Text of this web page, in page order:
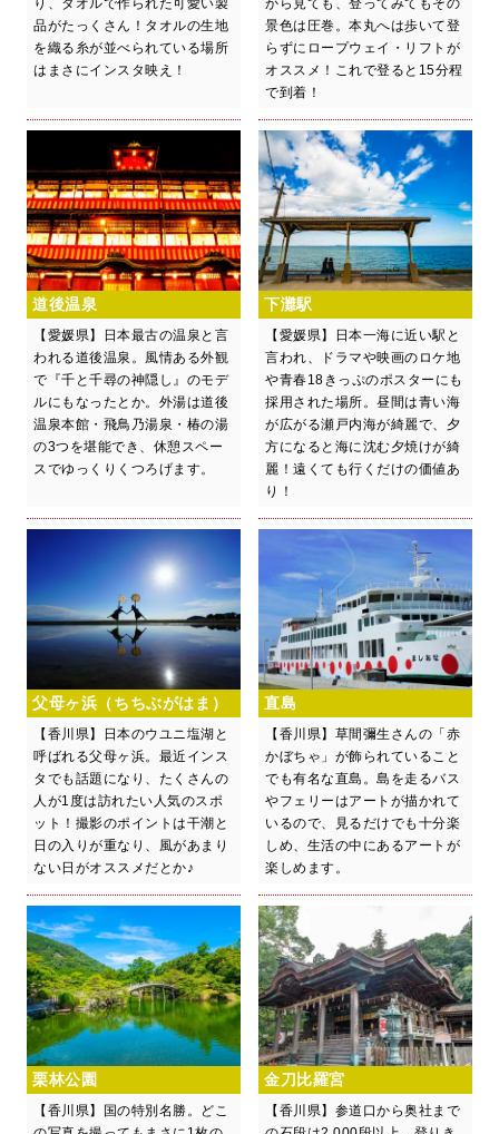
り、タオルで作られた可愛い製
品がたっくさん！タオルの生地
を織る糸が並べられている場所
はまさにインスタ映え！
から見ても、登ってみてもその
景色は圧巻。本丸へは歩いて登
らずにロープウェイ・リフトが
オススメ！これで登ると15分程
で到着！
道後温泉
【愛媛県】日本最古の温泉と言
われる道後温泉。風情ある外観
で『千と千尋の神隠し』のモデ
ルにもなったとか。外湯は道後
温泉本館・飛鳥乃湯泉・椿の湯
の3つを堪能でき、休憩スペー
スでゆっくりくつろげます。
下灘駅
【愛媛県】日本一海に近い駅と
言われ、ドラマや映画のロケ地
や青春18きっぷのポスターにも
採用された場所。昼間は青い海
が広がる瀬戸内海が綺麗で、夕
方になると海に沈む夕焼けが綺
麗！遠くても行くだけの価値あ
り！
父母ヶ浜（ちちぶがはま）
【香川県】日本のウユニ塩湖と
呼ばれる父母ヶ浜。最近インス
タでも話題になり、たくさんの
人が1度は訪れたい人気のスポ
ット！撮影のポイントは干潮と
日の入りが重なり、風があまり
ない日がオススメだとか♪
直島
【香川県】草間彌生さんの「赤
かぼちゃ」が飾られていること
でも有名な直島。島を走るバス
やフェリーはアートが描かれて
いるので、見るだけでも十分楽
しめ、生活の中にあるアートが
楽しめます。
栗林公園
【香川県】国の特別名勝。どこ
金刀比羅宮
【香川県】参道口から奥社まで